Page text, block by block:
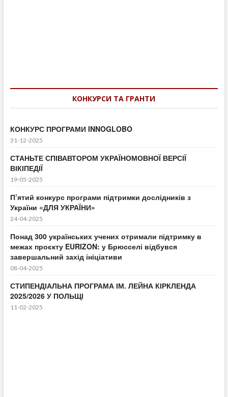
КОНКУРСИ ТА ГРАНТИ
КОНКУРС ПРОГРАМИ INNOGLOBO
31-12-2025
СТАНЬТЕ СПІВАВТОРОМ УКРАЇНОМОВНОЇ ВЕРСІЇ
ВІКІПЕДІЇ
19-05-2025
П’ятий конкурс програми підтримки дослідників з
України «ДЛЯ УКРАЇНИ»
24-04-2025
Понад 300 українських учених отримали підтримку в
межах проєкту EURIZON: у Брюсселі відбувся
завершальний захід ініціативи
08-04-2025
СТИПЕНДІАЛЬНА ПРОГРАМА ІМ. ЛЕЙНА КІРКЛЕНДА
2025/2026 У ПОЛЬЩІ
11-02-2025